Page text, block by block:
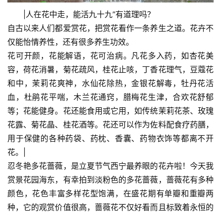
|人在花中走，能活九十九”有道理吗？
自古以来人们都爱赏花，把赏花看作一条养生之道。花卉不
仅能怡情养性，还有很多养生功效。
花可开颜，花能解语，花可治病。凡花多入药，如杏花美
容，荷花消暑，菊花疏风，桂花止咳，丁香花理气，豆蔻花
和中，茉莉花爽神，水仙花除热，金银花解毒，牡丹花活
血，杜鹃花平喘，木兰花通窍，腊梅花生津，合欢花舒郁
等；花能健身。花还能食用或它用，如传统茉莉花茶、玫瑰
花露、菊花晶、桂花酒等。花还可以作为佐料配食疗药膳，
用于保健的各种药袋、药枕、香囊、药物衣饰等都离不开
花。|
忍冬艳多花蔷薇，是立夏节气西宁最养眼的花卉啦！今天我
赏景花园海东，有幸拍到淡粉色的多花蔷薇，蔷薇花有多种
颜色，花色丰富多样花型饱满，在盛花期有单瓣和重瓣两
种，它的观赏价值很高，蔷薇花不仅好看而且标致着永恒的